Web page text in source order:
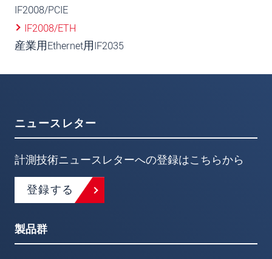
IF2008/PCIE
IF2008/ETH
産業用Ethernet用IF2035
ニュースレター
計測技術ニュースレターへの登録はこちらから
登録する
製品群